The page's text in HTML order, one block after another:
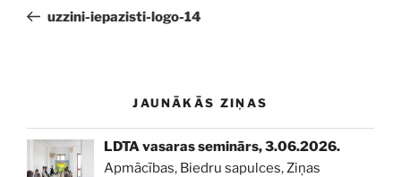
ziņa:uzzini-iepazisti-logo-14
JAUNĀKĀS ZIŅAS
LDTA vasaras seminārs, 3.06.2026.
Apmācības, Biedru sapulces,Ziņas